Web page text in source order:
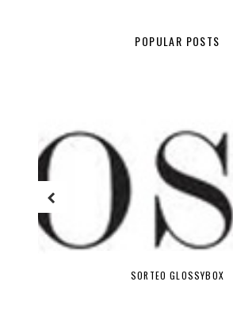
POPULAR POSTS
SORTEO GLOSSYBOX